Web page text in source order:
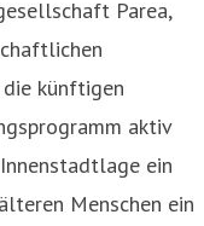
Parea,
die künftigen
aktiv
ein
Menschen ein